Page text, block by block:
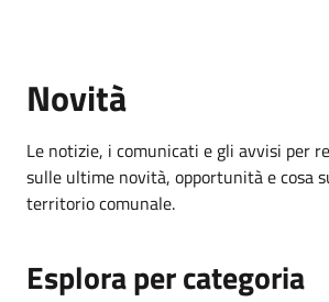
Novità
Le notizie, i comunicati e gli avvisi per
sulle ultime novità, opportunità e cosa
territorio comunale.
Esplora per categoria